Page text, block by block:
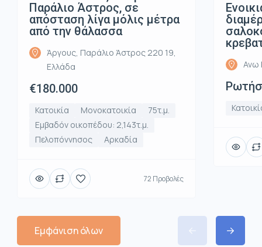
Παράλιο Άστρος, σε
απόσταση λίγα μόλις μέτρα
από την θάλασσα
Άργους, Παράλιο Άστρος 220 19,
Ελλάδα
€180.000
Κατοικία Μονοκατοικία
75τ.μ.
Εμβαδόν οικοπέδου: 2,143τ.μ.
Πελοπόννησος
Αρκαδία
72 Προβολές
Ανω
Εμφάνιση όλων